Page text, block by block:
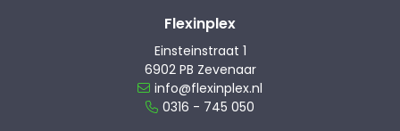
Flexinplex
Einsteinstraat 1
6902 PB Zevenaar
info@flexinplex.nl
0316 - 745 050